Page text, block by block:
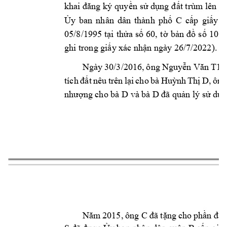
khai đăng ký quyền sử dụng đất trùm lên
Ủy ban nhân dân thành phố C cấp giấy
05/8/1995 tại thửa số 60, tờ bản đồ số 10
ghi trong giấy xác nhận ngày 26/7/2022).
Ngày 30/3/2016, ông Nguyễn Văn T1
tích đất nêu trên lại cho bà Huỳnh Thị D,
nhượng cho bà D và bà D đã quản lý sử dụ
Năm 2015, ông C đã tặng cho phần đấ